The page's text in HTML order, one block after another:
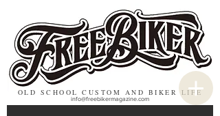
OLD SCHOOL CUSTOM AND BIKER LIFE
info@freebikermagazine.com